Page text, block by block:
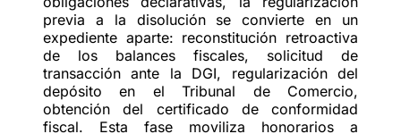
previa a la disolución se convierte en un
expediente aparte: reconstitución retroactiva
de los balances fiscales, solicitud de
transacción ante la DGI, regularización del
depósito en el Tribunal de Comercio,
obtención del certificado de conformidad
fiscal. Esta fase moviliza honorarios a